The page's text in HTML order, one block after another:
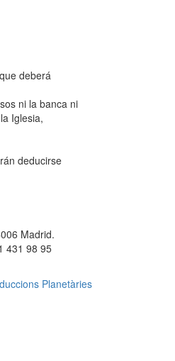
deberá
ni la banca ni
Iglesia,
deducirse
Madrid.
431 98 95
Planetàries